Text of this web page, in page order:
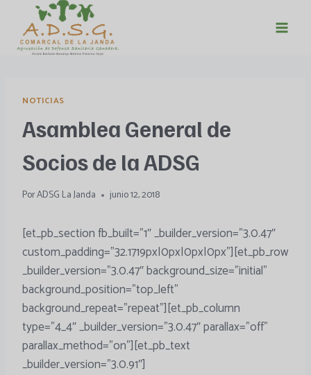
contenido
NOTICIAS
Asamblea General de
Socios de la ADSG
PorADSG La Janda junio 12, 2018
[et_pb_section fb_built=”1″ _builder_version=”3.0.47″
custom_padding=”32.1719px|0px|0px|0px”][et_pb_row
_builder_version=”3.0.47″ background_size=”initial”
background_position=”top_left”
background_repeat=”repeat”][et_pb_column
type=”4_4″ _builder_version=”3.0.47″ parallax=”off”
parallax_method=”on”][et_pb_text
_builder_version=”3.0.91″]